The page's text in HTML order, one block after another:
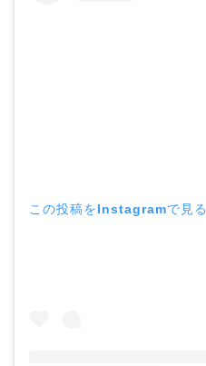
この投稿をInstagramで見る